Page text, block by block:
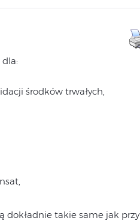
środków trwałych,
takie same jak przy